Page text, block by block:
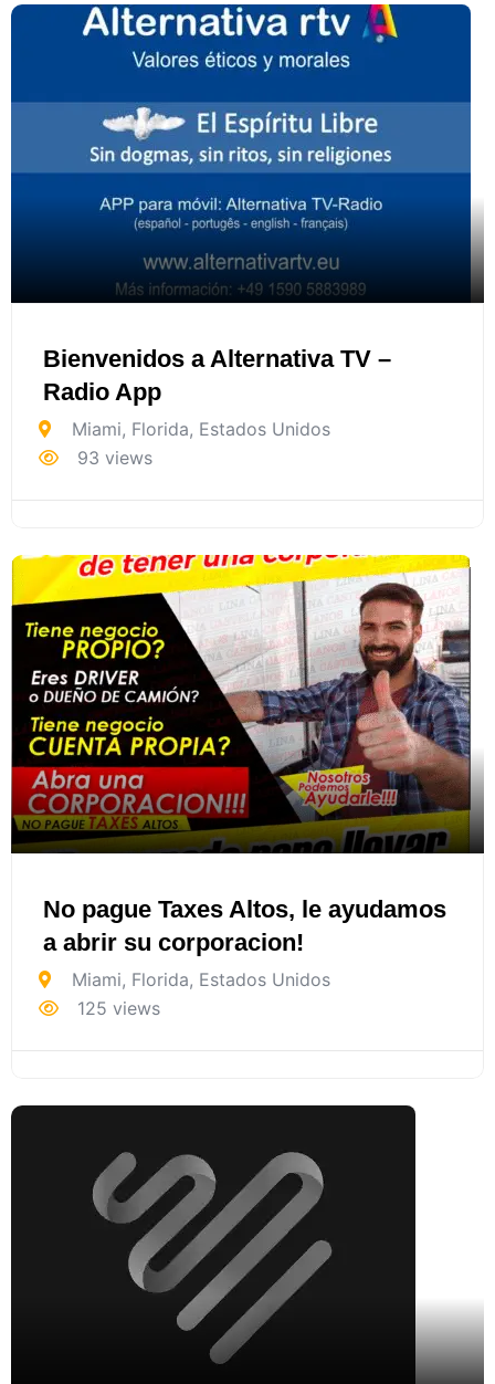
Bienvenidos a Alternativa TV –
Radio App
Miami, Florida, Estados Unidos
93 views
No pague Taxes Altos, le ayudamos
a abrir su corporacion!
Miami, Florida, Estados Unidos
125 views